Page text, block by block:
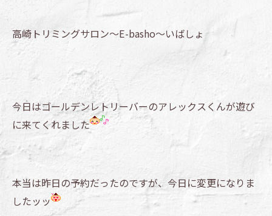
高崎トリミングサロン～E-basho～いばしょ
今日はゴールデンレトリーバーのアレックスくんが遊び
に来てくれました
本当は昨日の予約だったのですが、今日に変更になりま
したッッ